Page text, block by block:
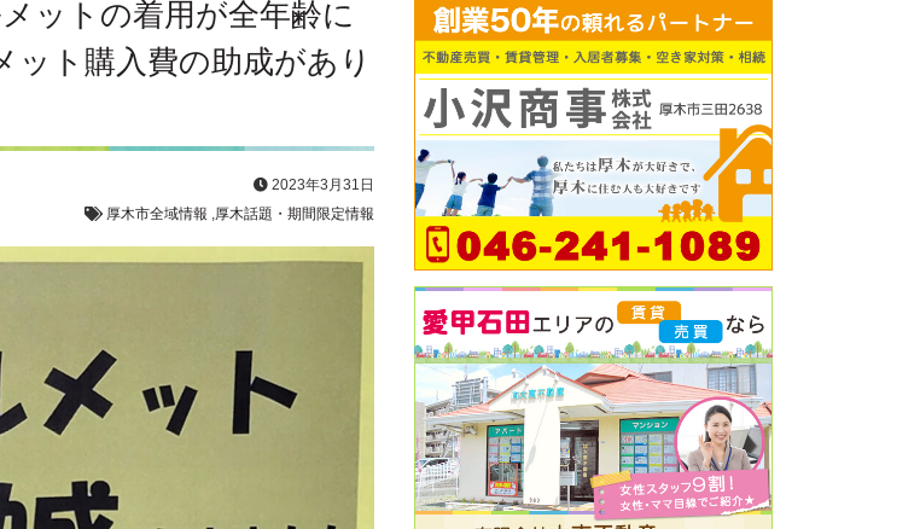
ットの着用が全年齢に
ト購入費の助成があり
2023年3月31日
厚木市全域情報 厚木話題・期間限定情報